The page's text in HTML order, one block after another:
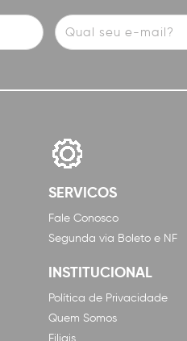
SERVICOS
Fale Conosco
Segunda via Boleto e NF
INSTITUCIONAL
Política de Privacidade
Quem Somos
Filiais